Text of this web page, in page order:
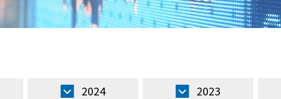
2024 2023